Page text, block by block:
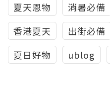
夏天恩物
消暑必備
香港夏天
出街必備
夏日好物
ublog